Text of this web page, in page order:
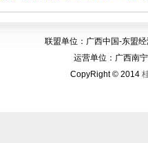
联盟单位：广西中国-东盟
运营单位：广西南
CopyRight © 2014